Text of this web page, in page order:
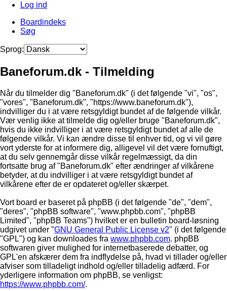
Log ind
Boardindeks
Søg
Sprog:
Baneforum.dk - Tilmelding
Når du tilmelder dig "Baneforum.dk" (i det følgende "vi", "os",
"vores", "Baneforum.dk", "https://www.baneforum.dk"),
indvilliger du i at være retsgyldigt bundet af de følgende vilkår.
Vær venlig ikke at tilmelde dig og/eller bruge "Baneforum.dk",
hvis du ikke indvilliger i at være retsgyldigt bundet af alle de
følgende vilkår. Vi kan ændre disse til enhver tid, og vi vil gøre
vort yderste for at informere dig, alligevel vil det være fornuftigt,
at du selv gennemgår disse vilkår regelmæssigt, da din
fortsatte brug af "Baneforum.dk" efter ændringer af vilkårene
betyder, at du indvilliger i at være retsgyldigt bundet af
vilkårene efter de er opdateret og/eller skærpet.
Vort board er baseret på phpBB (i det følgende "de", "dem",
"deres", "phpBB software", "www.phpbb.com", "phpBB
Limited", "phpBB Teams") hvilket er en bulletin board-løsning
udgivet under "GNU General Public License v2" (i det følgende
"GPL") og kan downloades fra www.phpbb.com. phpBB
softwaren giver mulighed for internetbaserede debatter, og
GPL'en afskærer dem fra indflydelse på, hvad vi tillader og/eller
afviser som tilladeligt indhold og/eller tilladelig adfærd. For
yderligere information om phpBB, se venligst:
https://www.phpbb.com/.